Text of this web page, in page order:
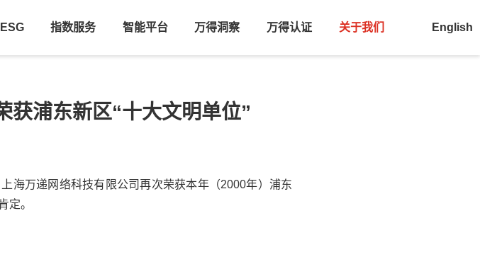
ESG 指数服务 智能平台 万得洞察 万得认证 关于我们 English
获浦东新区“十大文明单位”
海万递网络科技有限公司再次荣获本年（2000年）浦东
定。